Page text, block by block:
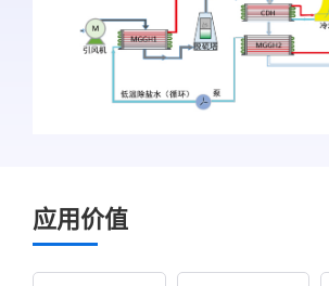
应用价值